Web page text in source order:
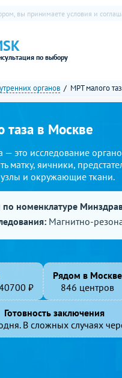
по выбору
вы принимаете условия и
органов МРТ малого
таза в Москве
— это исследование
матку, яичники,
и окружающие ткани.
по номенклатуре
Магнитно-
₽
Рядом в Москве
846 центров
Готовность заключения
В сложных случаях